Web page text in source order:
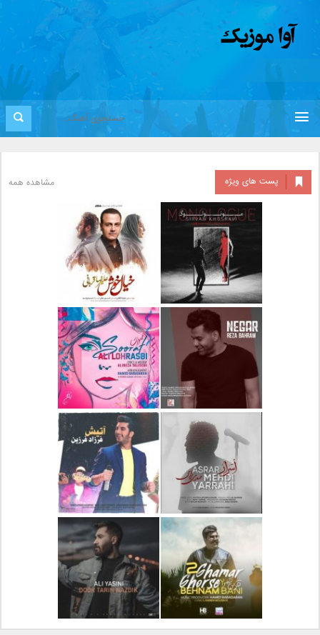
پست های ویژه مشاهده همه
دانلود آلبوم جدید سیروان
خسروی بنام مونولوگ
دانلود آهنگ جدید علیرضا
قربانی بنام خیال خوش
دانلود آهنگ جدید رضا
بهرام بنام نگار
دانلود آهنگ جدید علی
لهراسبی بنام صورت
دانلود آهنگ جدید مهدی
یراحی بنام اسرار
دانلود آهنگ جدید فرزاد
فرزین بنام آتیش